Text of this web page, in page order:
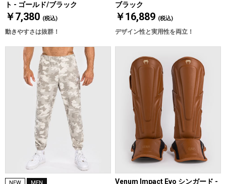
ト - ゴールド/ブラック
￥7,380 (税込)
動きやすさは抜群！
ブラック
￥16,889 (税込)
デザイン性と実用性を両立！
NEW MEN
Venum Impact Evo シンガード -